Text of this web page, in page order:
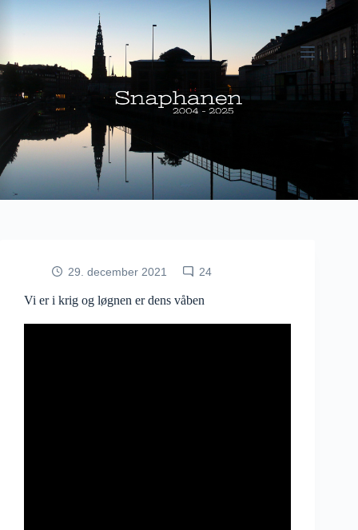
29. december 2021 24
Vi er i krig og løgnen er dens våben